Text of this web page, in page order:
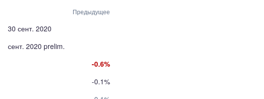
Предыдущее
30 сент. 2020
сент. 2020 prelim.
-0.6%
-0.1%